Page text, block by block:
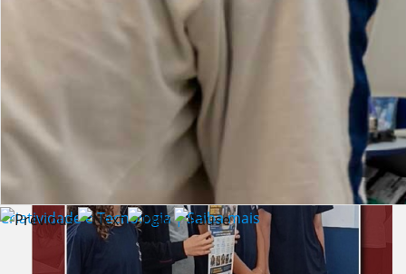
Criatividade e Tecnologia | Saiba mais